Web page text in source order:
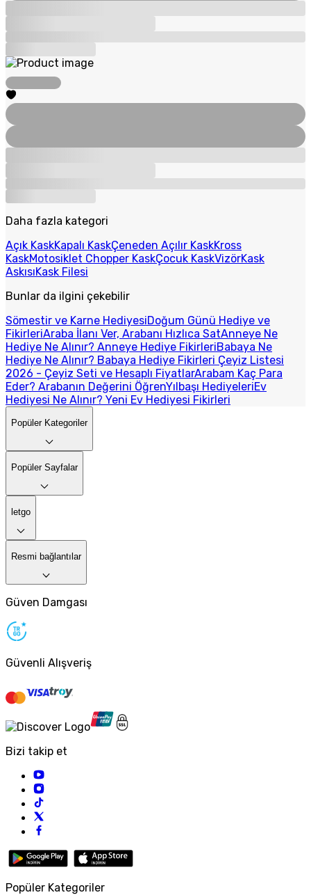
Daha fazla kategori
Açık KaskKapalı KaskÇeneden Açılır KaskKross
KaskMotosiklet Chopper KaskÇocuk KaskVizörKask
AskısıKask Filesi
Bunlar da ilgini çekebilir
Sömestir ve Karne HediyesiDoğum Günü Hediye ve
FikirleriAraba İlanı Ver, Arabanı Hızlıca SatAnneye Ne
Hediye Ne Alınır? Anneye Hediye FikirleriBabaya Ne
Hediye Ne Alınır? Babaya Hediye Fikirleri Çeyiz Listesi
2026 - Çeyiz Seti ve Hesaplı FiyatlarArabam Kaç Para
Eder? Arabanın Değerini ÖğrenYılbaşı HediyeleriEv
Hediyesi Ne Alınır? Yeni Ev Hediyesi Fikirleri
Popüler Kategoriler
Popüler Sayfalar
letgo
Resmi bağlantılar
Güven Damgası
Güvenli Alışveriş
Bizi takip et
Popüler Kategoriler